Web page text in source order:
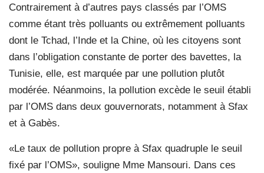
Contrairement à d’autres pays classés par l’OMS
comme étant très polluants ou extrêmement polluants
dont le Tchad, l’Inde et la Chine, où les citoyens sont
dans l’obligation constante de porter des bavettes, la
Tunisie, elle, est marquée par une pollution plutôt
modérée. Néanmoins, la pollution excède le seuil établi
par l’OMS dans deux gouvernorats, notamment à Sfax
et à Gabès.
«Le taux de pollution propre à Sfax quadruple le seuil
fixé par l’OMS», souligne Mme Mansouri. Dans ces